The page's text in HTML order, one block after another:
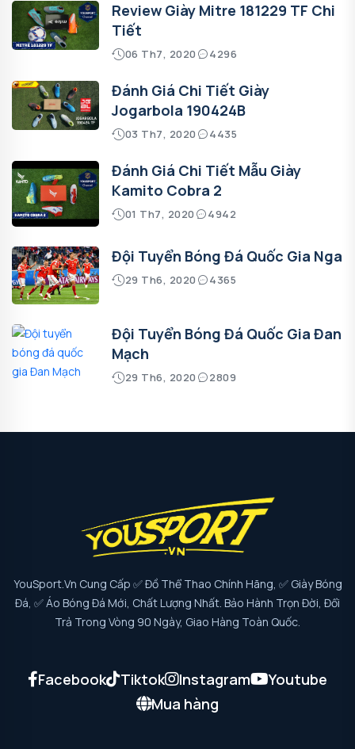
Review Giày Mitre 181229 TF Chi
Tiết
06 Th7, 2020 4296
Đánh Giá Chi Tiết Giày
Jogarbola 190424B
03 Th7, 2020 4435
Đánh Giá Chi Tiết Mẫu Giày
Kamito Cobra 2
01 Th7, 2020 4942
Đội Tuyển Bóng Đá Quốc Gia Nga
29 Th6, 2020 4365
Đội Tuyển Bóng Đá Quốc Gia Đan
Mạch
29 Th6, 2020 2809
YouSport.vn Cung Cấp ✅ Đồ Thể Thao Chính Hãng, ✅ Giày Bóng
Đá, ✅ Áo Bóng Đá Mới, Chất Lượng Nhất. Bảo Hành Trọn Đời, Đổi
Trả Trong Vòng 90 Ngày, Giao Hàng Toàn Quốc.
Facebook Tiktok Instagram
Youtube
Mua hàng